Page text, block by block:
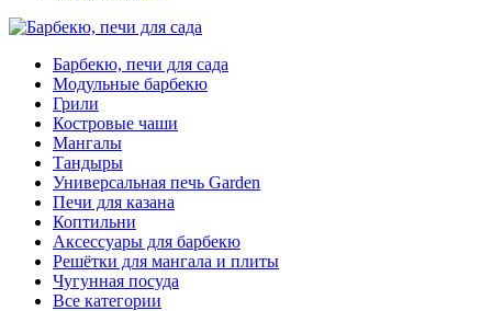
Барбекю, печи для сада
Модульные барбекю
Грили
Костровые чаши
Мангалы
Тандыры
Универсальная печь Garden
Печи для казана
Коптильни
Аксессуары для барбекю
Решётки для мангала и плиты
Чугунная посуда
Все категории